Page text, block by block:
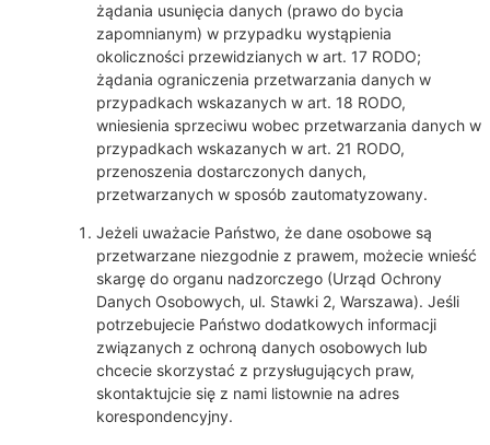
żądania usunięcia danych (prawo do bycia
zapomnianym) w przypadku wystąpienia
okoliczności przewidzianych w art. 17 RODO;
żądania ograniczenia przetwarzania danych w
przypadkach wskazanych w art. 18 RODO,
wniesienia sprzeciwu wobec przetwarzania danych w
przypadkach wskazanych w art. 21 RODO,
przenoszenia dostarczonych danych,
przetwarzanych w sposób zautomatyzowany.
Jeżeli uważacie Państwo, że dane osobowe są
przetwarzane niezgodnie z prawem, możecie wnieść
skargę do organu nadzorczego (Urząd Ochrony
Danych Osobowych, ul. Stawki 2, Warszawa). Jeśli
potrzebujecie Państwo dodatkowych informacji
związanych z ochroną danych osobowych lub
chcecie skorzystać z przysługujących praw,
skontaktujcie się z nami listownie na adres
korespondencyjny.